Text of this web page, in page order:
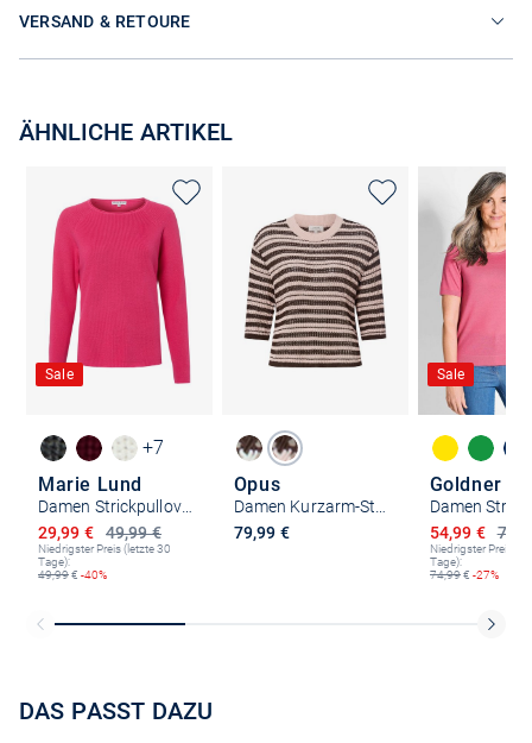
VERSAND & RETOURE
ÄHNLICHE ARTIKEL
Sale
+7
Marie Lund
Damen Strickpullover
49,99 €
Ermäßigter Preis
29,99 €
Niedrigster Preis (letzte 30
Tage):
49,99€ -40%
Opus
79,99 €
Sale
Goldner
Ermäßigter
54,99 €
Niedrigster Preis
Tage):
74,99€ -27%
DAS PASST DAZU